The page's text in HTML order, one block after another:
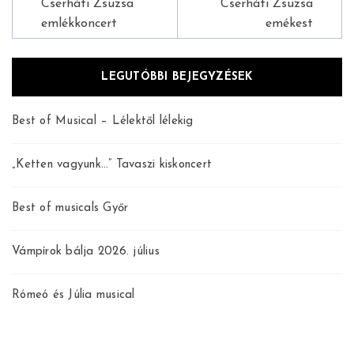
navigáció
Cserháti Zsuzsa
emlékkoncert
Cserháti Zsuzsa
emékest
LEGUTÓBBI BEJEGYZÉSEK
Best of Musical – Lélektől lélekig
„Ketten vagyunk…” Tavaszi kiskoncert
Best of musicals Győr
Vámpírok bálja 2026. július
Rómeó és Júlia musical